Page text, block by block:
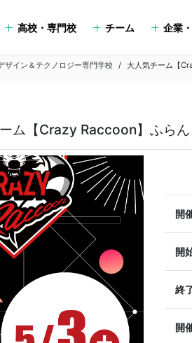
高校・専門校 チーム 企業
ザイン＆テクノロジー専門学校 大人気チーム【
ム【Crazy Raccoon】ふらん
開
開
終
開